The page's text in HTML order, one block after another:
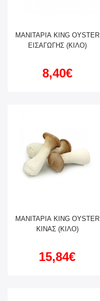
ΜΑΝΙΤΑΡΙΑ KING OYSTER
ΕΙΣΑΓΩΓΗΣ (ΚΙΛΟ)
8,40€
ΜΑΝΙΤΑΡΙΑ KING OYSTER
ΚΙΝΑΣ (ΚΙΛΟ)
15,84€